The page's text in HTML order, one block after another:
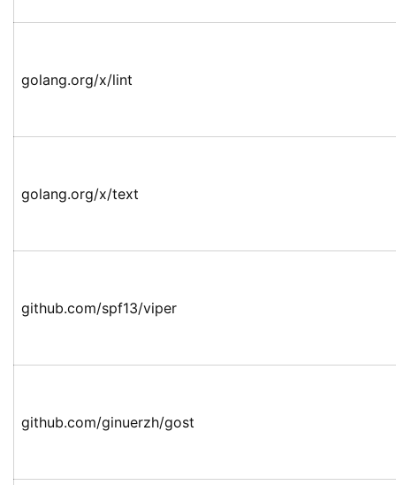
golang.org/x/lint
golang.org/x/text
github.com/spf13/viper
github.com/ginuerzh/gost